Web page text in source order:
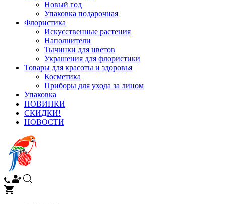
Новый год
Упаковка подарочная
Флористика
Искусственные растения
Наполнители
Тычинки для цветов
Украшения для флористики
Товары для красоты и здоровья
Косметика
Приборы для ухода за лицом
Упаковка
НОВИНКИ
СКИДКИ!
НОВОСТИ